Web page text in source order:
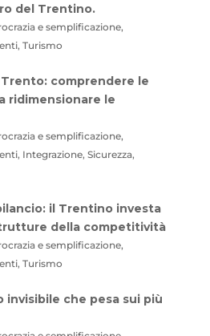
del Trentino.
e semplificazione,
Turismo
comprendere le
ridimensionare le
e semplificazione,
Integrazione, Sicurezza,
il Trentino investa
della competitività
e semplificazione,
Turismo
invisibile che pesa sui più